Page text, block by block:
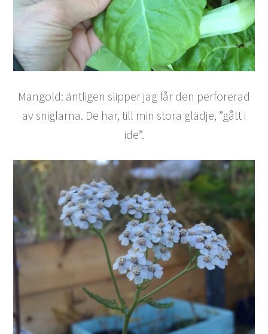
Mangold: äntligen slipper jag får den perforerad
av sniglarna. De har, till min stora glädje, ”gått i
ide”.